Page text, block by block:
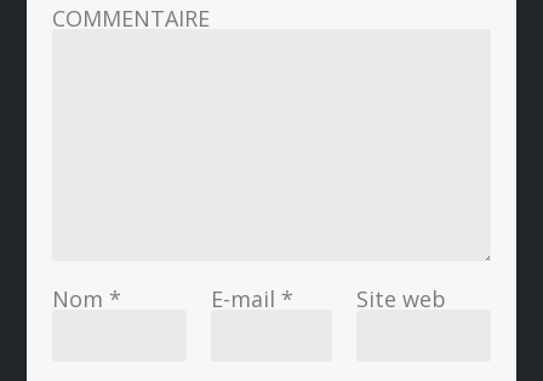
COMMENTAIRE
Nom * E-mail * Site web